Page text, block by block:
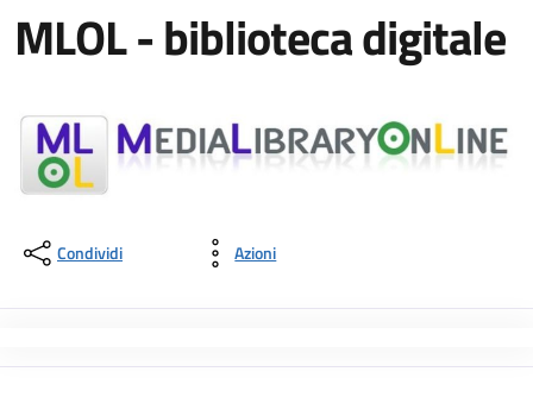
MLOL - biblioteca digitale
Condividi Azioni